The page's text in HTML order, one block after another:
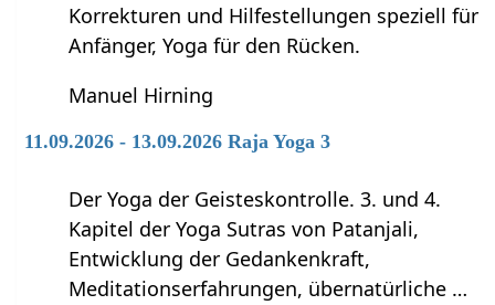
Korrekturen und Hilfestellungen speziell für
Anfänger, Yoga für den Rücken.
Manuel Hirning
11.09.2026 - 13.09.2026 Raja Yoga 3
Der Yoga der Geisteskontrolle. 3. und 4.
Kapitel der Yoga Sutras von Patanjali,
Entwicklung der Gedankenkraft,
Meditationserfahrungen, übernatürliche …